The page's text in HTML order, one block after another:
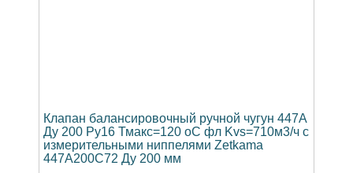
Клапан балансировочный ручной чугун 447A
Ду 200 Ру16 Тмакс=120 оС фл Kvs=710м3/ч с
измерительными ниппелями Zetkama
447A200C72 Ду 200 мм